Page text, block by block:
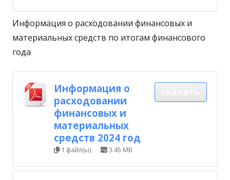
Информация о расходовании финансовых и
материальных средств по итогам финансового
года
Информация о
расходовании
финансовых и
материальных
средств 2024 год
1 файл(ы) 3.45 MB